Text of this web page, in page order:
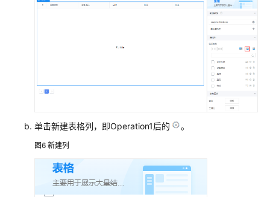
页
面
什
么
单击新建表格列，即Operation1后的 。
图6 新建列